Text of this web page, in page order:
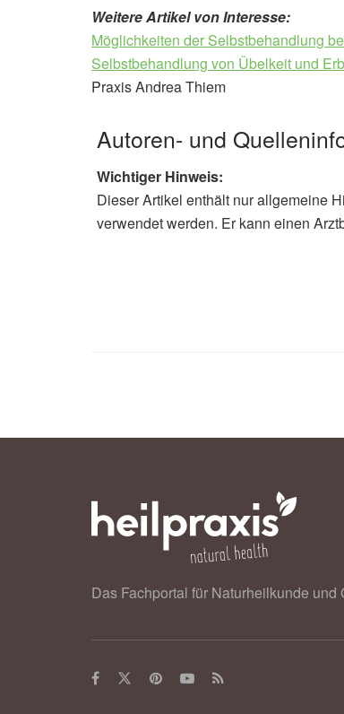
Weitere Artikel von Interesse:
Möglichkeiten der Selbstbehandlung
Selbstbehandlung von Übelkeit und
Praxis Andrea Thiem
Autoren- und
Wichtiger Hinweis:
Dieser Artikel enthält nur allgemeine
verwendet werden. Er kann einen
Das Fachportal für Naturheilkunde und